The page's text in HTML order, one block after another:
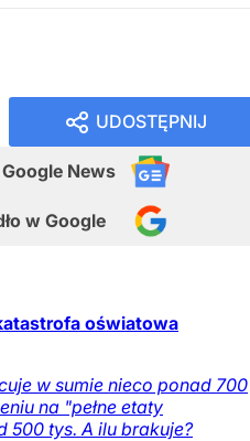
UDOSTĘPNIJ
Google News
w Google
oświatowa
w sumie nieco ponad 700
na "pełne etaty
500 tys. A ilu brakuje?